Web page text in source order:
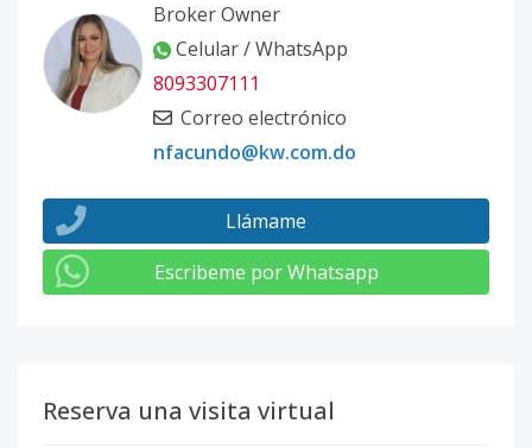
Broker Owner
Celular / WhatsApp
8093307111
Correo electrónico
nfacundo@kw.com.do
Llámame
Escribeme por Whatsapp
Reserva una visita virtual